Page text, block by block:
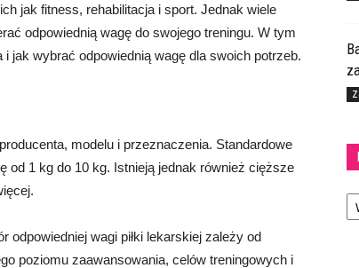
jak fitness, rehabilitacja i sport. Jednak wiele
odpowiednią wagę do swojego treningu. W tym
jak wybrać odpowiednią wagę dla swoich potrzeb.
modelu i przeznaczenia. Standardowe
od 1 kg do 10 kg. Istnieją jednak również cięższe
odpowiedniej wagi piłki lekarskiej zależy od
poziomu zaawansowania, celów treningowych i